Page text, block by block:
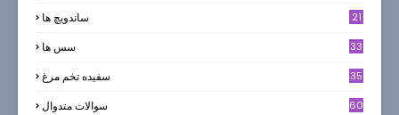
ساندویچ ها 21
سس ها 33
سفيده تخم مرغ 35
سوالات متدوال 60